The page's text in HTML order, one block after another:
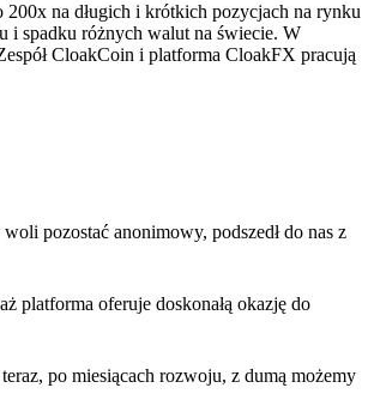
na długich i krótkich pozycjach na rynku
i spadku różnych walut na świecie. W
CloakCoin i platforma CloakFX pracują
pozostać anonimowy, podszedł do nas z
platforma oferuje doskonałą okazję do
po miesiącach rozwoju, z dumą możemy